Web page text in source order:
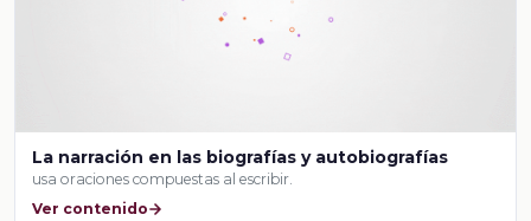
La narración en las biografías y autobiografías
usa oraciones compuestas al escribir.
Ver contenido